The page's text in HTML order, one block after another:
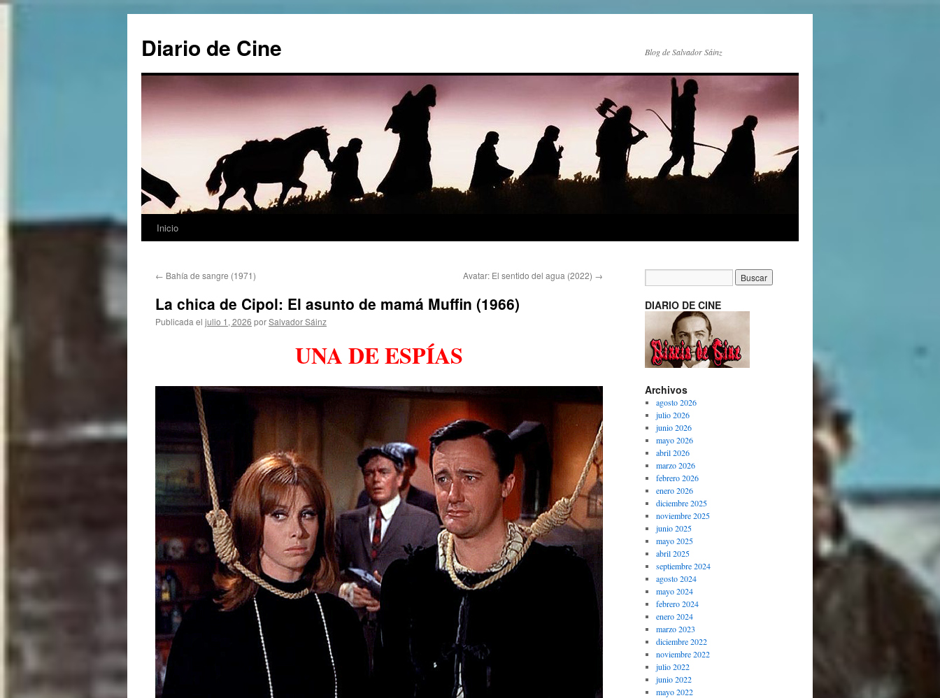
contenido
Diario de Cine Blog de Salvador Sáinz
Inicio
← Bahía de sangre (1971) Avatar: El sentido del agua (2022) →
La chica de Cipol: El asunto de mamá Muffin (1966)
Publicada el julio 1, 2026 porSalvador Sáinz
UNA DE ESPÍAS
DIARIO DE CINE
Archivos
agosto 2026
julio 2026
junio 2026
mayo 2026
abril 2026
marzo 2026
febrero 2026
enero 2026
diciembre 2025
noviembre 2025
junio 2025
mayo 2025
abril 2025
septiembre 2024
agosto 2024
mayo 2024
febrero 2024
enero 2024
marzo 2023
diciembre 2022
noviembre 2022
julio 2022
junio 2022
mayo 2022